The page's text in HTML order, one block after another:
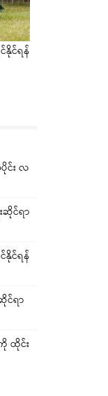
နိုင်ရန်
င်း လ
ဆိုင်ရာ
နိုင်ရန်
င်ရာ
ထိုင်း